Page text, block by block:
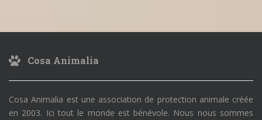
Cosa Animalia
Cosa Animalia est une association de protection animale créée
en 2003. Ici tout le monde est bénévole. Nous nous sommes